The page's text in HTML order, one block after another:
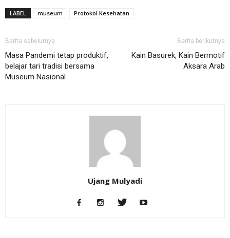
LABEL museum Protokol Kesehatan
Berita sebelumya
Masa Pandemi tetap produktif,
belajar tari tradisi bersama
Museum Nasional
Berita berikutnya
Kain Basurek, Kain Bermotif
Aksara Arab
Ujang Mulyadi